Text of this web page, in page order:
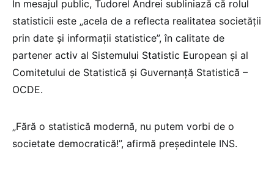
În mesajul public, Tudorel Andrei subliniază că rolul
statisticii este „acela de a reflecta realitatea societăţii
prin date şi informaţii statistice”, în calitate de
partener activ al Sistemului Statistic European şi al
Comitetului de Statistică şi Guvernanţă Statistică –
OCDE.
„Fără o statistică modernă, nu putem vorbi de o
societate democratică!”, afirmă președintele INS.